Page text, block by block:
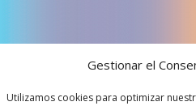
Gestionar el
Utilizamos cookies para optimizar